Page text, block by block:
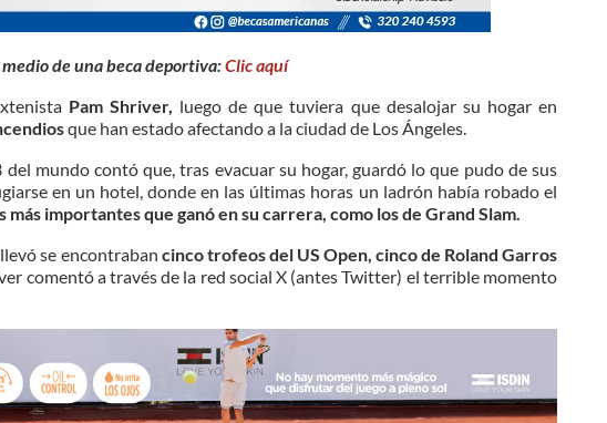
de una beca deportiva:Clic aquí
Pam Shriver, luego de que tuviera que desalojar su hogar en
que han estado afectando a la ciudad de Los Ángeles.
del mundo contó que, tras evacuar su hogar, guardó lo que pudo de sus
en un hotel, donde en las últimas horas un ladrón había robado el
importantes que ganó en su carrera, como los de Grand Slam.
se encontraban cinco trofeos del US Open, cinco de Roland Garros
comentó a través de la red social X (antes Twitter) el terrible momento